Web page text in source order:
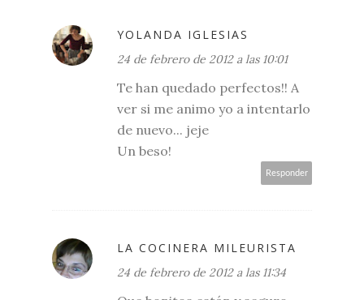
YOLANDA IGLESIAS
24 de febrero de 2012 a las 10:01
Te han quedado perfectos!! A
ver si me animo yo a intentarlo
de nuevo... jeje
Un beso!
Responder
LA COCINERA MILEURISTA
24 de febrero de 2012 a las 11:34